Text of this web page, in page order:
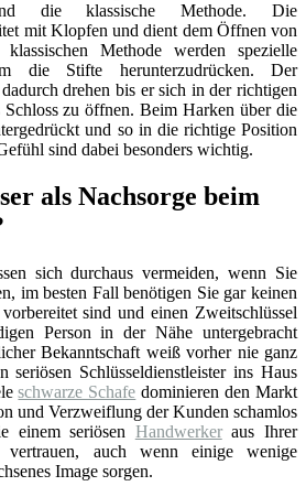
und die klassische Methode. Die
mit Klopfen und dient dem Öffnen von
Methode werden spezielle
die Stifte herunterzudrücken. Der
drehen bis er sich in der richtigen
zu öffnen. Beim Harken über die
und so in die richtige Position
sind dabei besonders wichtig.
als Nachsorge beim
sich durchaus vermeiden, wenn Sie
im besten Fall benötigen Sie gar keinen
sind und einen Zweitschlüssel
Person in der Nähe untergebracht
Bekanntschaft weiß vorher nie ganz
seriösen Schlüsseldienstleister ins Haus
schwarze Schafe dominieren den Markt
und Verzweiflung der Kunden schamlos
einem seriösen Handwerkeraus Ihrer
vertrauen, auch wenn einige wenige
Image sorgen.